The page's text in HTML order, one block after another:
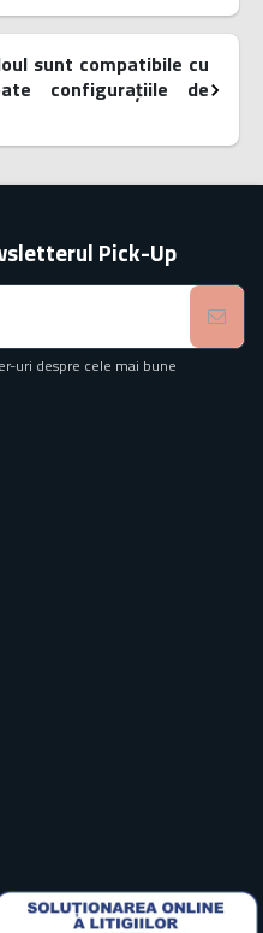
sunt compatibile cu
configurațiile de
Pick-Up
uri despre cele mai bune